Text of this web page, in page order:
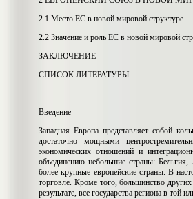
2.1 Место ЕС в новой мировой структуре
2.2 Значение и роль ЕС в новой мировой
ЗАКЛЮЧЕНИЕ
СПИСОК ЛИТЕРАТУРЫ
Введение
Западная Европа представляет собой
достаточно мощными
экономических отношений и
объединению небольшие страны:
более крупные европейские страны. В
торговле. Кроме того, большинство
результате, все государства региона в